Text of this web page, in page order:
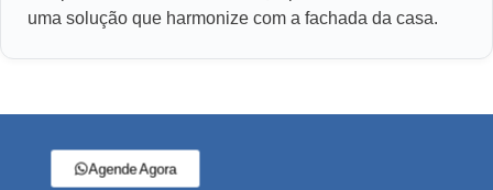
uma solução que harmonize com a fachada da casa.
Agende Agora